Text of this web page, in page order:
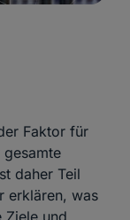
Faktor für
gesamte
daher Teil
erklären, was
Ziele und